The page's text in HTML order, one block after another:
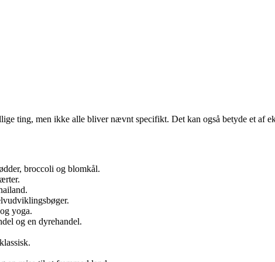
ting, men ikke alle bliver nævnt specifikt. Det kan også betyde et af
broccoli og blomkål.
yoga.
og en dyrehandel.